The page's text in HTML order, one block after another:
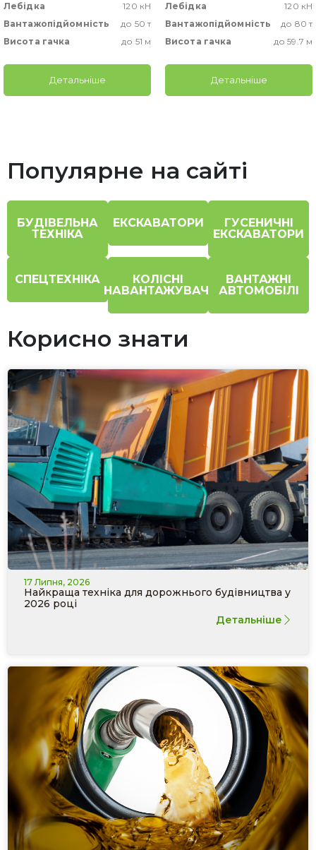
Лебідка
120 кН
Вантажопідйомність
до 50 т
Висота гачка
до 51 м
Детальніше
Лебідка
120 кН
Вантажопідйомність
до 80 т
Висота гачка
до 59.7 м
Детальніше
Популярне на сайті
БУДІВЕЛЬНА
ТЕХНІКА
ЕКСКАВАТОРИ
ГУСЕНИЧНІ
ЕКСКАВАТОРИ
СПЕЦТЕХНІКА
КОЛІСНІ
НАВАНТАЖУВАЧІ
ВАНТАЖНІ
АВТОМОБІЛІ
Корисно знати
17 Липня, 2026
Найкраща техніка для дорожнього будівництва у
2026 році
Детальніше